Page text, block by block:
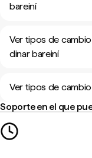
bareiní
Ver tipos de
dinar bareiní
Ver tipos de
Soporte en el que